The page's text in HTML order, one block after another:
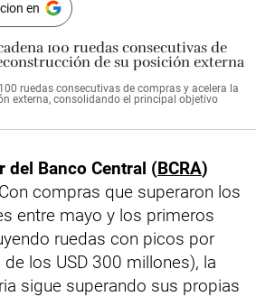
en
ruedas consecutivas de compras y acelera la
externa, consolidando el principal objetivo
del Banco Central (BCRA)
Con compras que superaron los
entre mayo y los primeros
ruedas con picos por
los USD 300 millones), la
sigue superando sus propias